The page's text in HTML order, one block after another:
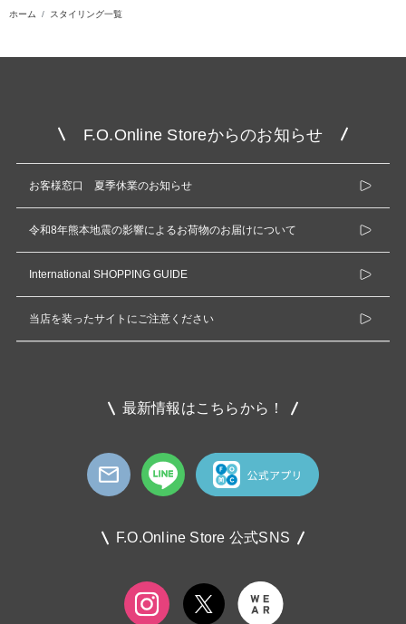
ホーム スタイリング一覧
F.O.Online Storeからのお知らせ
お客様窓口 夏季休業のお知らせ
令和8年熊本地震の影響によるお荷物のお届けについて
International SHOPPING GUIDE
当店を装ったサイトにご注意ください
最新情報はこちらから！
F.O.Online Store 公式SNS